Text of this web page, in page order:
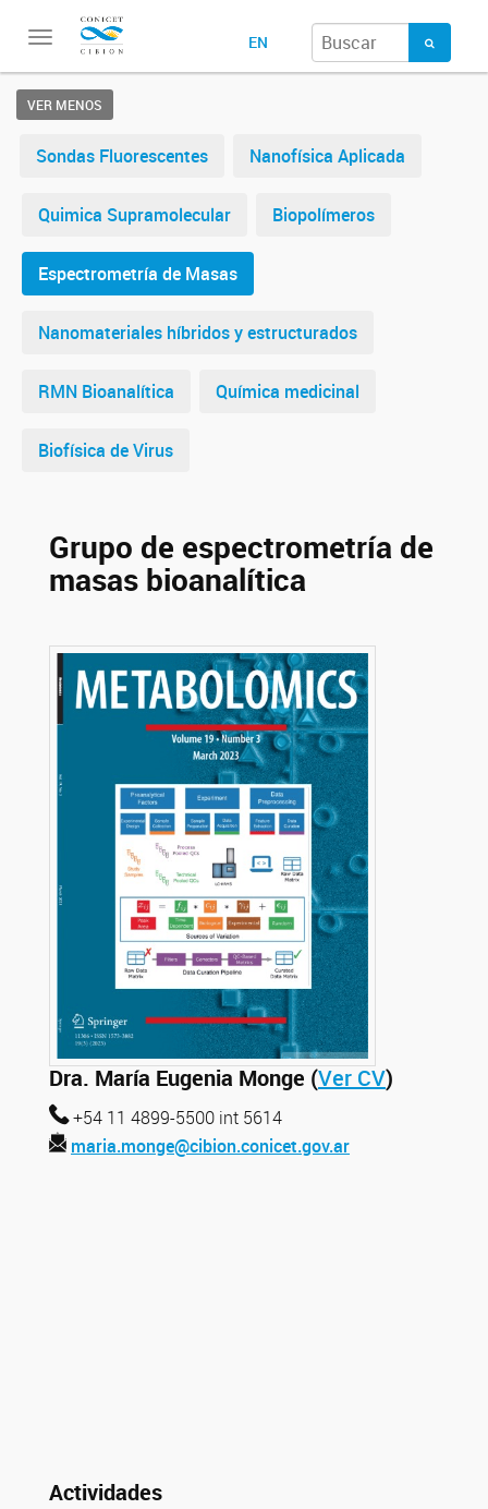
Toggle
EN
VER MENOS
Sondas Fluorescentes Nanofísica Aplicada
Quimica Supramolecular Biopolímeros
Espectrometría de Masas
Nanomateriales híbridos y estructurados
RMN Bioanalítica Química medicinal
Biofísica de Virus
Grupo de espectrometría de
masas bioanalítica
Dra. María Eugenia Monge (Ver CV)
+54 11 4899-5500 int 5614
maria.monge@cibion.conicet.gov.ar
Actividades